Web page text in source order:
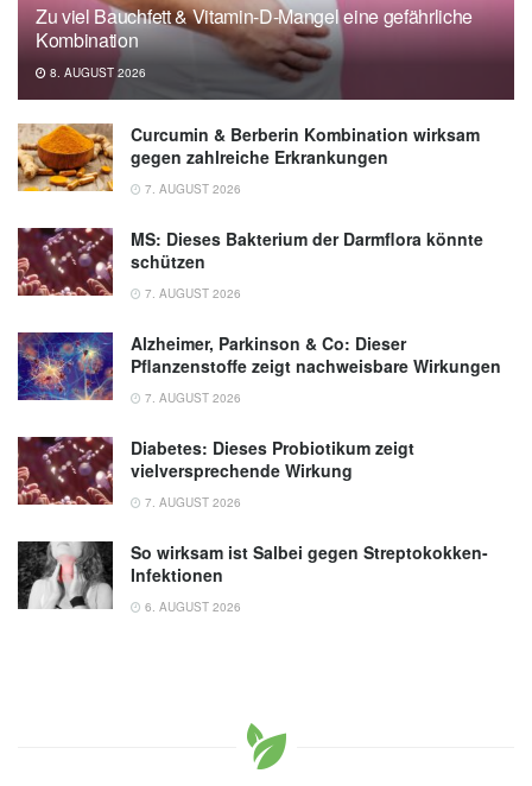
Zu viel Bauchfett & Vitamin-D-Mangel eine gefährliche
Kombination
8. AUGUST 2026
Curcumin & Berberin Kombination wirksam
gegen zahlreiche Erkrankungen
7. AUGUST 2026
MS: Dieses Bakterium der Darmflora könnte
schützen
7. AUGUST 2026
Alzheimer, Parkinson & Co: Dieser
Pflanzenstoffe zeigt nachweisbare Wirkungen
7. AUGUST 2026
Diabetes: Dieses Probiotikum zeigt
vielversprechende Wirkung
7. AUGUST 2026
So wirksam ist Salbei gegen Streptokokken-
Infektionen
6. AUGUST 2026